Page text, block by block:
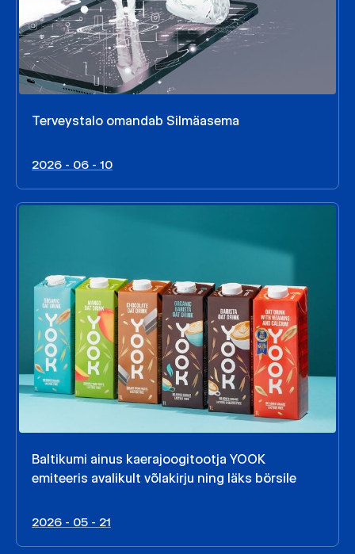
Terveystalo omandab Silmäasema
2026 - 06 - 10
Baltikumi ainus kaerajoogitootja YOOK
emiteeris avalikult võlakirju ning läks börsile
2026 - 05 - 21